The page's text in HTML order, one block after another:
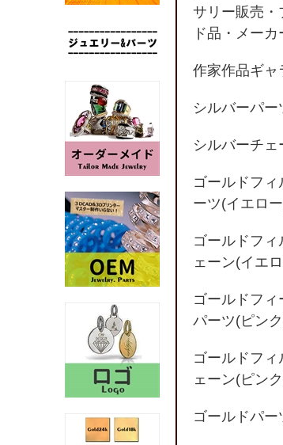
サリー販売・
ド品・メーカ
作家作品ギャ
シルバーパー
シルバーチェ
ゴールドフィ
ーツ(イエロ
ゴールドフィ
ェーン(イエ
ゴールドフィ
パーツ(ピン
ゴールドフィ
ェーン(ピン
ゴールドパー